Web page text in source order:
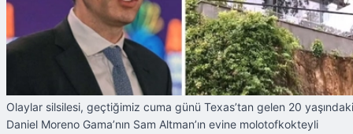
Olaylar silsilesi, geçtiğimiz cuma günü Texas’tan gelen 20 yaşındaki
Daniel Moreno Gama’nın Sam Altman’ın evine molotofkokteyli